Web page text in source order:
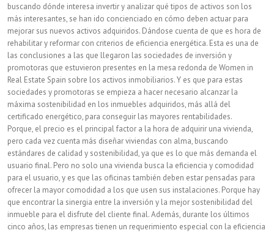
buscando dónde interesa invertir y analizar qué tipos de activos son los
más interesantes, se han ido concienciado en cómo deben actuar para
mejorar sus nuevos activos adquiridos. Dándose cuenta de que es hora de
rehabilitar y reformar con criterios de eficiencia energética. Esta es una de
las conclusiones a las que llegaron las sociedades de inversión y
promotoras que estuvieron presentes en la mesa redonda de Women in
Real Estate Spain sobre los activos inmobiliarios. Y es que para estas
sociedades y promotoras se empieza a hacer necesario alcanzar la
máxima sostenibilidad en los inmuebles adquiridos, más allá del
certificado energético, para conseguir las mayores rentabilidades.
Porque, el precio es el principal factor a la hora de adquirir una vivienda,
pero cada vez cuenta más diseñar viviendas con alma, buscando
estándares de calidad y sostenibilidad, ya que es lo que más demanda el
usuario final. Pero no solo una vivienda busca la eficiencia y comodidad
para el usuario, y es que las oficinas también deben estar pensadas para
ofrecer la mayor comodidad a los que usen sus instalaciones. Porque hay
que encontrar la sinergia entre la inversión y la mejor sostenibilidad del
inmueble para el disfrute del cliente final. Además, durante los últimos
cinco años, las empresas tienen un requerimiento especial con la eficiencia